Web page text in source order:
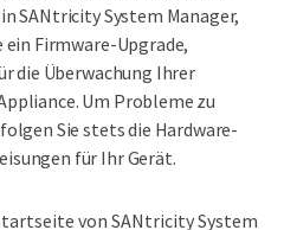
SANtricity System Manager,
ein Firmware-Upgrade,
die Überwachung Ihrer
Um Probleme zu
Sie stets die Hardware-
für Ihr Gerät.
von SANtricity System